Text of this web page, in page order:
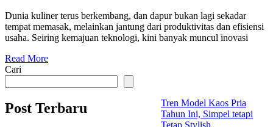
Dunia kuliner terus berkembang, dan dapur bukan lagi sekadar
tempat memasak, melainkan jantung dari produktivitas dan efisiensi
usaha. Seiring kemajuan teknologi, kini banyak muncul inovasi
Read More
Cari
Post Terbaru
Tren Model Kaos Pria
Tahun Ini, Simpel tetapi
Tetap Stylish